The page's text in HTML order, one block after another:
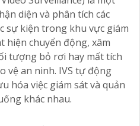
Động Chống Trộm là một
tài sản và nhà ở của bạn.
giúp bạn theo dõi và ghi
báo ngay khi phát hiện sự
ngờ trong không gian
diện và phân tích các
sự kiện trong khu vực giám
hiện chuyển động, xâm
tượng bỏ rơi hay mất tích
vệ an ninh. IVS tự động
hóa việc giám sát và quản
khác nhau.